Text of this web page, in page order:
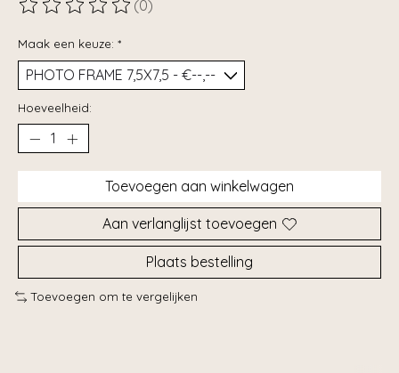
De beoordeling van dit product is
(0)
Maak een keuze: *
Hoeveelheid:
Toevoegen aan winkelwagen
Aan verlanglijst toevoegen
Plaats bestelling
Toevoegen om te vergelijken